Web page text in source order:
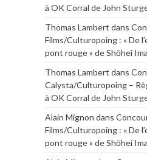
à OK Corral de John
Thomas Lambert dans
Films/Culturopoing : « De
pont rouge » de Shōhei
Thomas Lambert dans
Calysta/Culturopoing –
à OK Corral de John
Alain Mignon dans
Films/Culturopoing : « De
pont rouge » de Shōhei